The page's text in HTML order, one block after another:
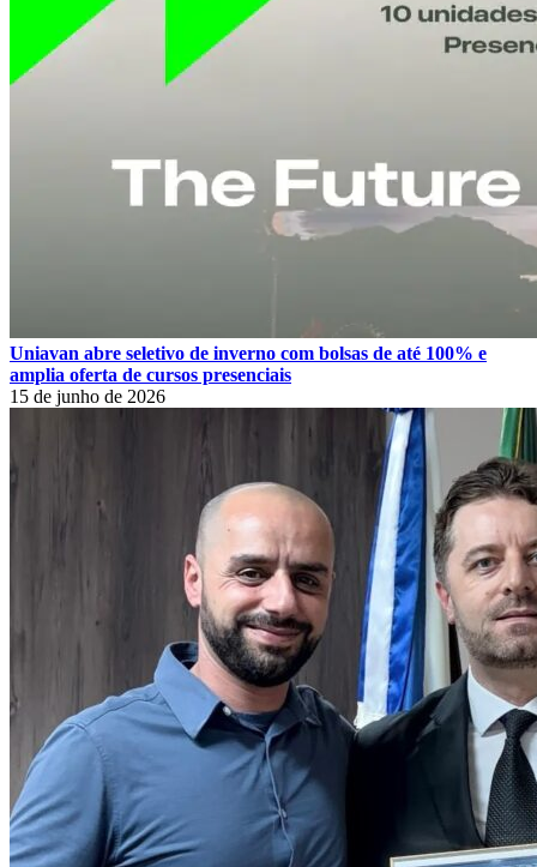
Uniavan abre seletivo de inverno com bolsas de até 100% e
amplia oferta de cursos presenciais
15 de junho de 2026